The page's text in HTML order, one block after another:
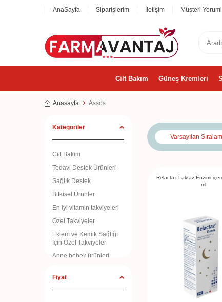
AnaSayfa Siparişlerim İletişim Müşteri
Cilt Bakım Güneş Kremleri
Anasayfa Assos
Kategoriler
Cilt Bakım
Tedavi Destek Ürünleri
Sağlık Destek
Bitkisel Ürünler
En iyi vitamin takviyeleri
Özel Takviyeler
Eklem ve Kemik Sağlığı
İçin Özel Takviyeler
Anne bebek ürünleri
Fiyat
Relactaz Laktaz Enzimi
ml